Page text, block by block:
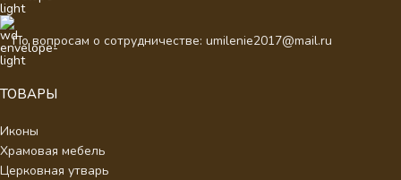
По вопросам о сотрудничестве: umilenie2017@mail.ru
ТОВАРЫ
Иконы
Храмовая мебель
Церковная утварь